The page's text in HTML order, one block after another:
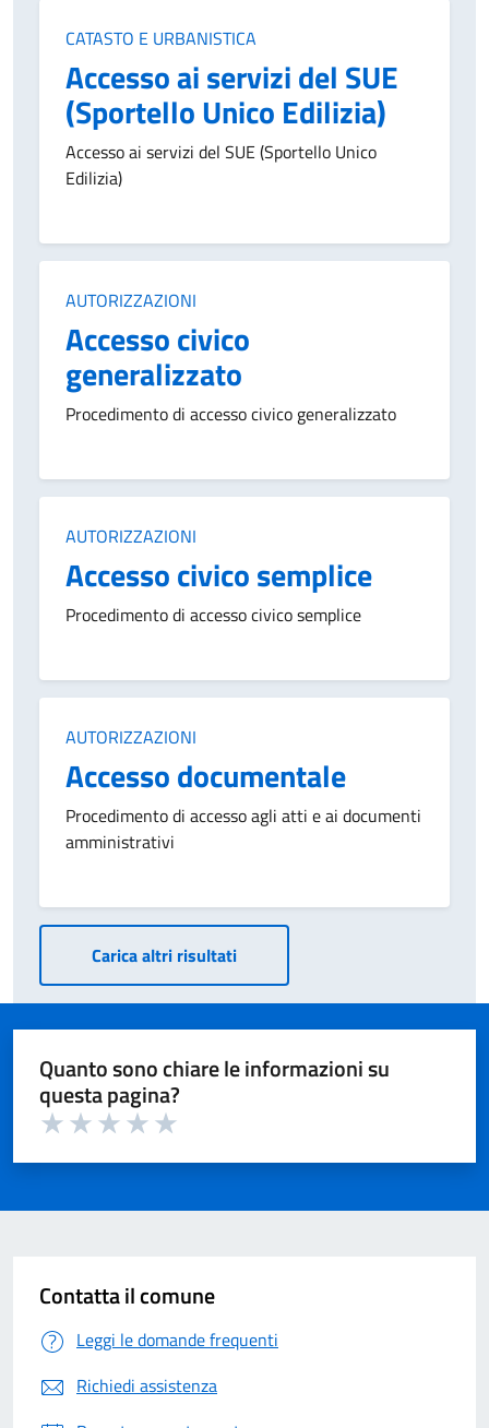
Categoria:
CATASTO E URBANISTICA
Accesso ai servizi del SUE
(Sportello Unico Edilizia)
Accesso ai servizi del SUE (Sportello Unico
Edilizia)
Categoria:
AUTORIZZAZIONI
Accesso civico
generalizzato
Procedimento di accesso civico generalizzato
Categoria:
AUTORIZZAZIONI
Accesso civico semplice
Procedimento di accesso civico semplice
Categoria:
AUTORIZZAZIONI
Accesso documentale
Procedimento di accesso agli atti e ai documenti
amministrativi
Carica altri risultati
Quanto sono chiare le informazioni su
questa pagina?
Contatta il comune
Leggi le domande frequenti
Richiedi assistenza